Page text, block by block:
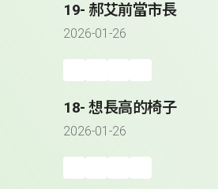
19- 郝艾前當市長
2026-01-26
18- 想長高的椅子
2026-01-26